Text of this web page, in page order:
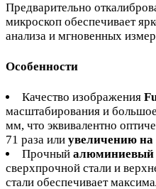
Предварительно
микроскоп обеспечивает
анализа и мгновенных
Особенности
Качество изображения
масштабирования и
мм, что эквивалентно
71 раза или увеличению на
Прочный алюминиевый
сверхпрочной стали и
стали обеспечивает